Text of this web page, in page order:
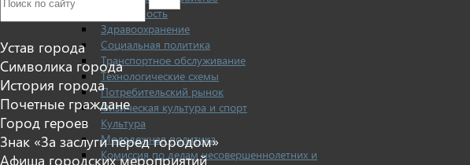
Безопасность
Здравоохранение
Социальная политика
Транспортное обслуживание
Технологические схемы
Потребительский рынок
Физическая культура и спорт
Культура
Молодежная политика
Комиссия по делам несовершеннолетних и
Устав города
Символика города
История города
Почетные граждане
Город героев
Знак «За заслуги перед городом»
Афиша городских мероприятий